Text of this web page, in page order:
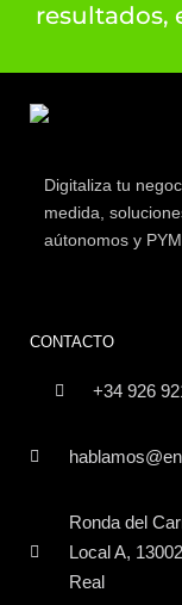
resultados,
Digitaliza tu
medida,
aútonomos y
CONTACTO
+34 926
Ronda del
Local A,
Real